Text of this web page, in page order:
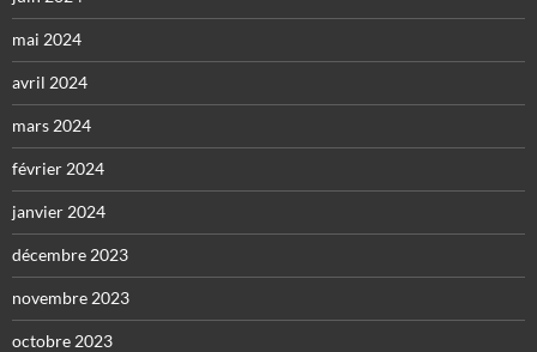
mai 2024
avril 2024
mars 2024
février 2024
janvier 2024
décembre 2023
novembre 2023
octobre 2023